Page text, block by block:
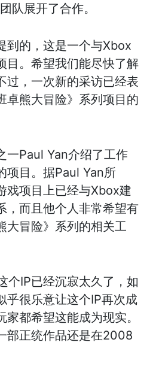
队展开了合作。
到的，这是一个与Xbox
目。希望我们能尽快了解
过，一次新的采访已经表
卓熊大冒险》系列项目的
一Paul Yan介绍了工作
项目。据Paul Yan所
戏项目上已经与Xbox建
，而且他个人非常希望有
大冒险》系列的相关工
个IP已经沉寂太久了，如
乎很乐意让这个IP再次成
都希望这能成为现实。
部正统作品还是在2008